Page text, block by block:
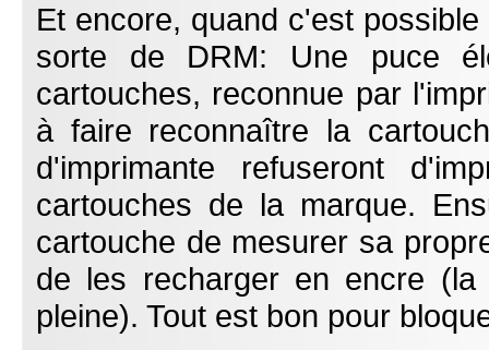
Et encore, quand c'est
sorte de DRM: Une puce
cartouches, reconnue par
à faire reconnaître la
d'imprimante refuseront
cartouches de la marque.
cartouche de mesurer sa
de les recharger en encre (la
pleine). Tout est bon pour